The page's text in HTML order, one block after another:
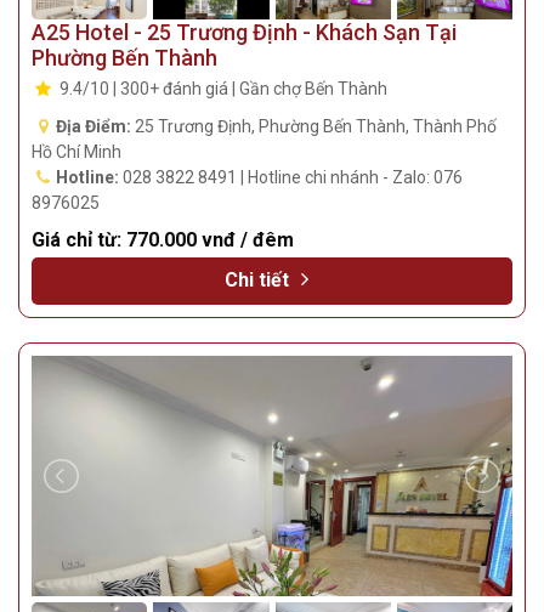
A25 Hotel - 25 Trương Định - Khách Sạn Tại
Phường Bến Thành
9.4/10 | 300+ đánh giá | Gần chợ Bến Thành
Địa Điểm: 25 Trương Định, Phường Bến Thành, Thành Phố
Hồ Chí Minh
Hotline: 028 3822 8491 | Hotline chi nhánh - Zalo: 076
8976025
Giá chỉ từ: 770.000 vnđ / đêm
Chi tiết